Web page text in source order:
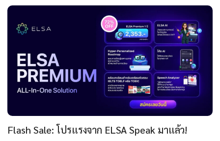
Flash Sale: โปรแรงจาก ELSA Speak มาแล้ว!